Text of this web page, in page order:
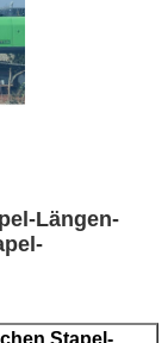
Längen-
Stapel-